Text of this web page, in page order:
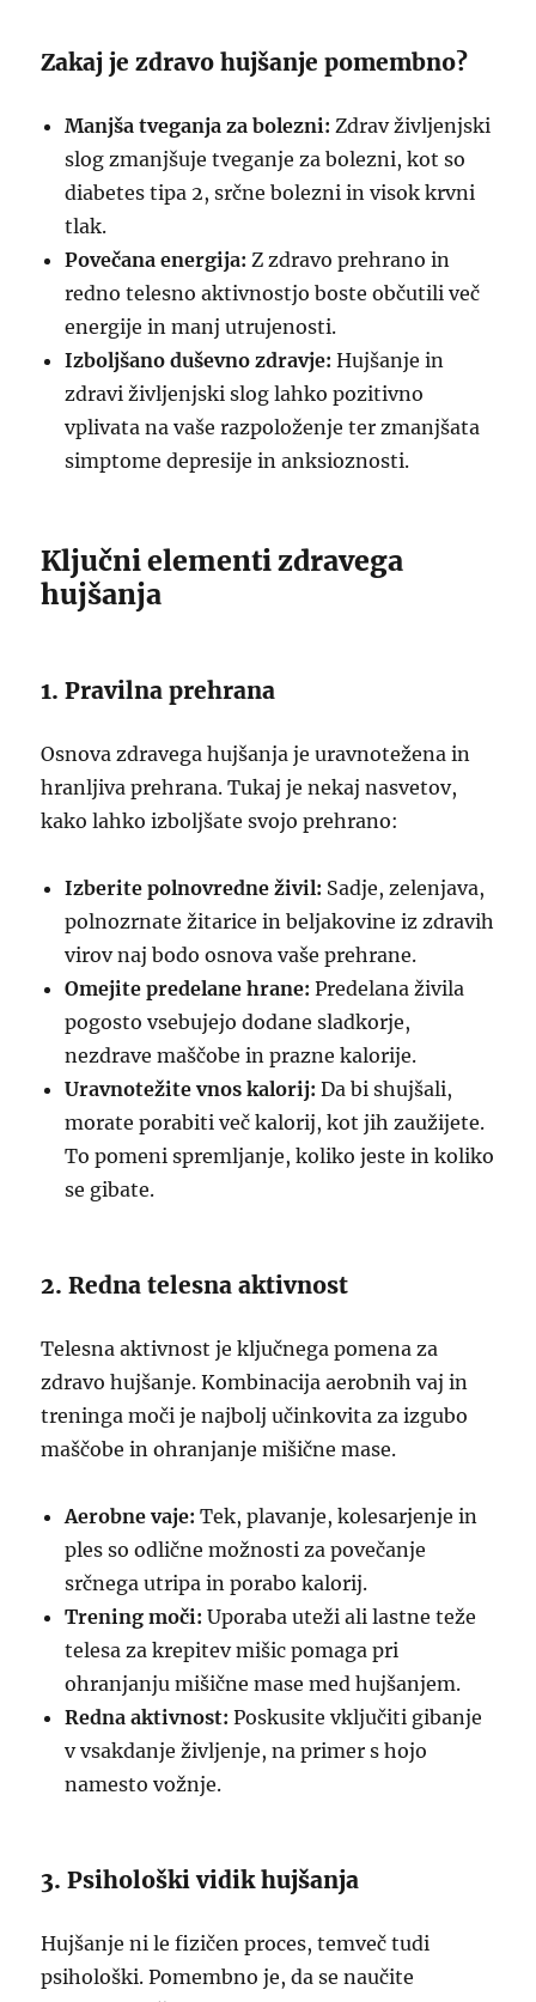
Zakaj je zdravo hujšanje pomembno?
Manjša tveganja za bolezni: Zdrav življenjski
slog zmanjšuje tveganje za bolezni, kot so
diabetes tipa 2, srčne bolezni in visok krvni
tlak.
Povečana energija: Z zdravo prehrano in
redno telesno aktivnostjo boste občutili več
energije in manj utrujenosti.
Izboljšano duševno zdravje: Hujšanje in
zdravi življenjski slog lahko pozitivno
vplivata na vaše razpoloženje ter zmanjšata
simptome depresije in anksioznosti.
Ključni elementi zdravega
hujšanja
1. Pravilna prehrana
Osnova zdravega hujšanja je uravnotežena in
hranljiva prehrana. Tukaj je nekaj nasvetov,
kako lahko izboljšate svojo prehrano:
Izberite polnovredne živil: Sadje, zelenjava,
polnozrnate žitarice in beljakovine iz zdravih
virov naj bodo osnova vaše prehrane.
Omejite predelane hrane: Predelana živila
pogosto vsebujejo dodane sladkorje,
nezdrave maščobe in prazne kalorije.
Uravnotežite vnos kalorij: Da bi shujšali,
morate porabiti več kalorij, kot jih zaužijete.
To pomeni spremljanje, koliko jeste in koliko
se gibate.
2. Redna telesna aktivnost
Telesna aktivnost je ključnega pomena za
zdravo hujšanje. Kombinacija aerobnih vaj in
treninga moči je najbolj učinkovita za izgubo
maščobe in ohranjanje mišične mase.
Aerobne vaje: Tek, plavanje, kolesarjenje in
ples so odlične možnosti za povečanje
srčnega utripa in porabo kalorij.
Trening moči: Uporaba uteži ali lastne teže
telesa za krepitev mišic pomaga pri
ohranjanju mišične mase med hujšanjem.
Redna aktivnost: Poskusite vključiti gibanje
v vsakdanje življenje, na primer s hojo
namesto vožnje.
3. Psihološki vidik hujšanja
Hujšanje ni le fizičen proces, temveč tudi
psihološki. Pomembno je, da se naučite